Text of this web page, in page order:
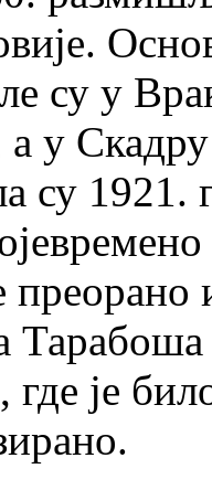
су у
а у
су
преорано
где je